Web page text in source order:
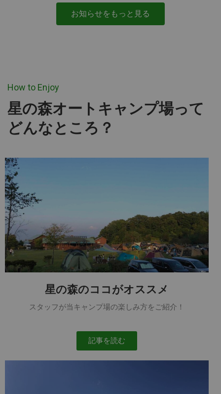
お知らせをもっと見る
How to Enjoy
星の森オートキャンプ場って
どんなところ？
星の森のココがオススメ
スタッフが当キャンプ場の楽しみ方をご紹介！
記事を読む